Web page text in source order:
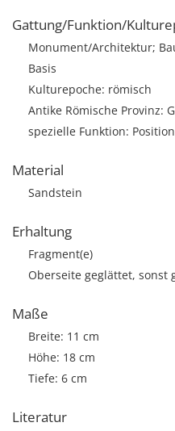
Gattung/Funktion/
Monument/Architektur;
Basis
Kulturepoche: römisch
Antike Römische Provinz:
spezielle Funktion: Position
Material
Sandstein
Erhaltung
Fragment(e)
Oberseite geglättet, sonst
Maße
Breite: 11 cm
Höhe: 18 cm
Tiefe: 6 cm
Literatur